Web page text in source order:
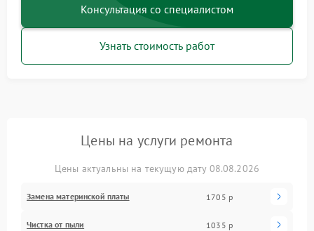
Консультация со специалистом
Узнать стоимость работ
Цены на услуги ремонта
Цены актуальны на текущую дату 08.08.2026
Замена материнской платы 1705 р
Чистка от пыли 1035 р